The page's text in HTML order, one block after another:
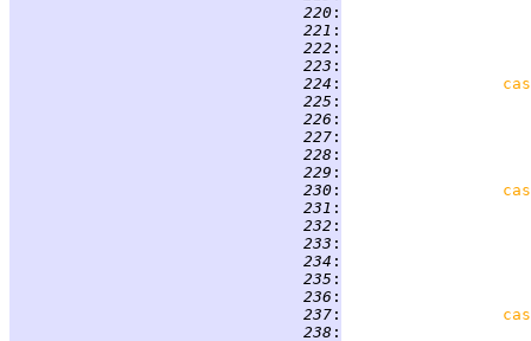
220 :
221 :
222 :
223 :
224 :
225 :
226 :
227 :
228 :
229 :
230 :
231 :
232 :
233 :
234 :
235 :
236 :
237 :
238 :